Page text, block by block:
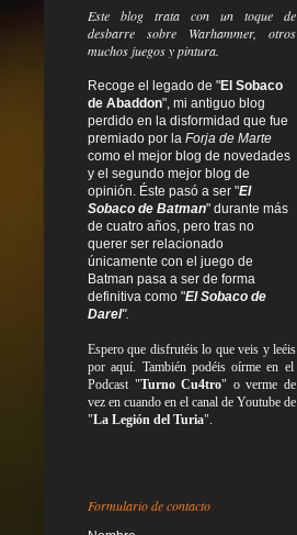
Este blog trata con un toque de
desbarre sobre Warhammer, otros
muchos juegos y pintura.
Recoge el legado de "El Sobaco
de Abaddon", mi antiguo blog
perdido en la disformidad que fue
premiado por la Forja de Marte
como el mejor blog de novedades
y el segundo mejor blog de
opinión. Éste pasó a ser "El
Sobaco de Batman" durante más
de cuatro años, pero tras no
querer ser relacionado
únicamente con el juego de
Batman pasa a ser de forma
definitiva como "El Sobaco de
Darel".
Espero que disfrutéis lo queveis yleéis
por aquí. También podéis oírme en el
Podcast "Turno Cu4tro" o verme de
vez en cuando en el canal de Youtube de
"La Legión del Turia".
Formulario de contacto